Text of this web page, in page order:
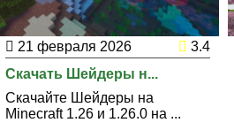
21 февраля 2026
3.4
Скачать Шейдеры н...
Скачайте Шейдеры на
Minecraft 1.26 и 1.26.0 на ...